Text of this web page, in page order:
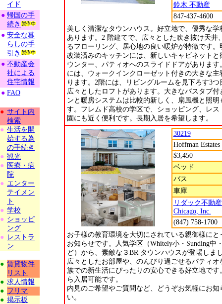
イド
● 帰国の手
続き
● 安全な暮
らしの手
引き
● 不動産会
社による
住宅情報
● FAQ
● サイト内
検索
● 生活を開
始する為
の手続き
● 観光
●
医療・病
院
● エンター
テイメン
ト
● 学校
● ショッピ
ング
● レストラ
ン
● 賃貸物件
リスト
● 求人情報
● フリマ
● 掲示板
鈴木 不動産
847-437-4600
美しく清潔なタウンハウス。好立地で、優秀な学
あります。2 階建てで、広々とした吹き抜け天井
るフローリング、居心地の良い暖炉が特徴です。
改装済みのキッチンには、新しいキャビネットと
ウンター、パティオへのスライドドアがあります
には、ウォークインクローゼット付きの大きな主
ります。2階には、リビングルームを見下ろす3つ
広々としたロフトがあります。大きなバスタブ付
ンと暖房システムは比較的新しく、扇風機と照明
す。フレムド高校の学区で、ショッピング、レス
園にも近く便利です。長期入居を希望します。
30219
Hoffman Estates
$3,450
ベッド
バス
車庫
リダック不動産
Chicago, Inc.
(847) 758-1700
お子様の教育環境を大切にされている親御様にと
お知らせです。人気学区（Whitely小・Sunding中
ど）から、素敵な３BR タウンハウスが登場しま
広々としたお部屋や、のんびり過ごせるパティオ
族での新生活にぴったりの安心できる好立地です
ら入居可能です。
内見のご希望やご質問など、どうぞお気軽にお知
い。